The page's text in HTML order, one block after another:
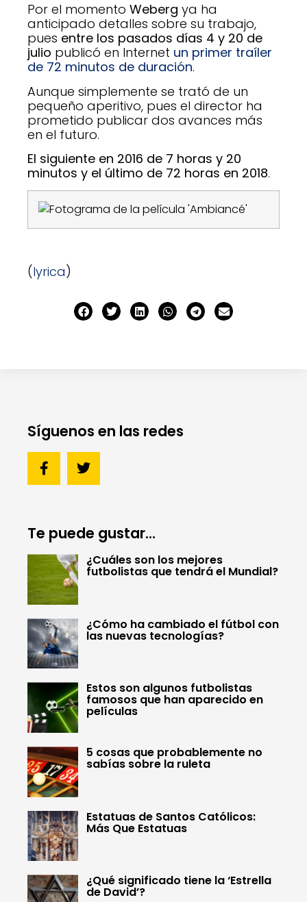
Por el momento Weberg ya ha
anticipado detalles sobre su trabajo,
pues entre los pasados días 4 y 20 de
julio publicó en Internet un primer traíler
de 72 minutos de duración.
Aunque simplemente se trató de un
pequeño aperitivo, pues el director ha
prometido publicar dos avances más
en el futuro.
El siguiente en 2016 de 7 horas y 20
minutos y el último de 72 horas en 2018.
(lyrica)
Síguenos en las redes
Te puede gustar...
¿Cuáles son los mejores
futbolistas que tendrá el Mundial?
¿Cómo ha cambiado el fútbol con
las nuevas tecnologías?
Estos son algunos futbolistas
famosos que han aparecido en
películas
5 cosas que probablemente no
sabías sobre la ruleta
Estatuas de Santos Católicos:
Más Que Estatuas
¿Qué significado tiene la ‘Estrella
de David’?